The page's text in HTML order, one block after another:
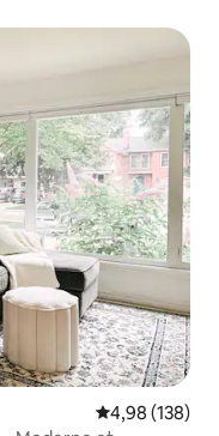
aimés
Note
4,98 (138)